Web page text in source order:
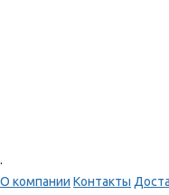
.
О компании Контакты